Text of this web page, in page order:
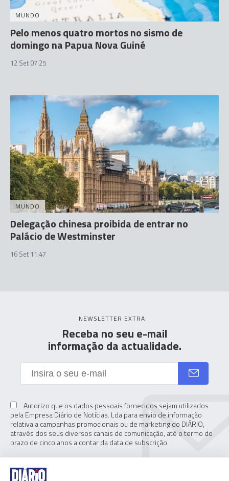
MUNDO
Pelo menos quatro mortos no sismo de
domingo na Papua Nova Guiné
12 Set 07:25
MUNDO
Delegação chinesa proibida de entrar no
Palácio de Westminster
16 Set 11:47
NEWSLETTER EXTRA
Receba no seu e-mail
informação da actualidade.
Autorizo que os dados pessoais fornecidos sejam utilizados
pela Empresa Diário de Notícias. Lda para envio de informação
relativa a campanhas promocionais ou de marketing do DIÁRIO,
através dos seus diversos canais de comunicação, até o termo do
prazo de cinco anos a contar da data de subscrição.